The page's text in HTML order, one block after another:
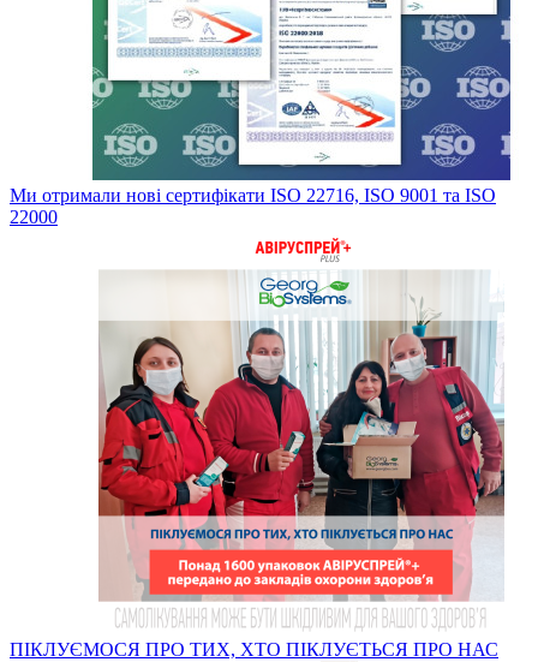
Ми отримали нові сертифікати ISO 22716, ISO 9001 та ISO
22000
ПІКЛУЄМОСЯ ПРО ТИХ, ХТО ПІКЛУЄТЬСЯ ПРО НАС